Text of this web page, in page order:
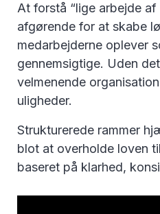
At forstå “lige arbejde
afgørende for at skabe
medarbejderne oplever
gennemsigtige. Uden
velmenende
uligheder.
Strukturerede rammer
blot at overholde loven
baseret på klarhed,